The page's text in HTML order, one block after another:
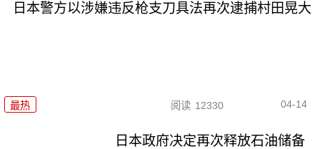
日本警方以涉嫌违反枪支刀具法再次逮捕村田晃大
最热 阅读 12330 04-14
日本政府决定再次释放石油储备